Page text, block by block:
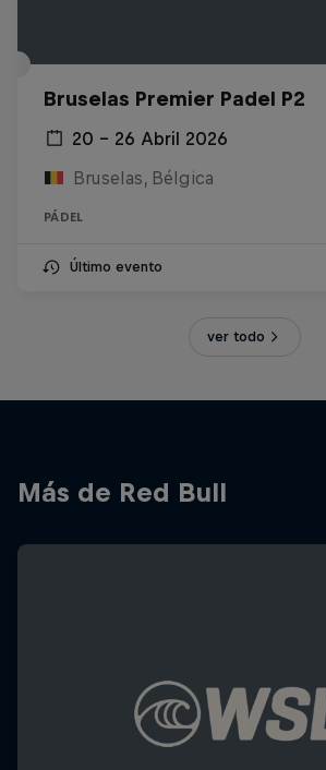
Bruselas Premier Padel P2
20 – 26 Abril 2026
Bruselas, Bélgica
PÁDEL
Último evento
ver todo
Más de Red Bull